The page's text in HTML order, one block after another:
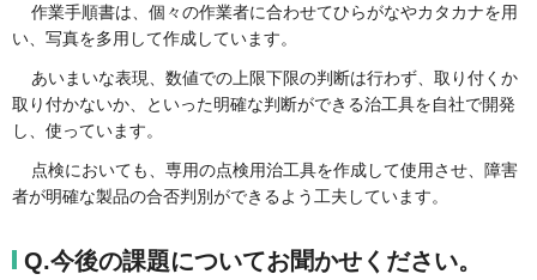
作業手順書は、個々の作業者に合わせてひらがなやカタカナを用
い、写真を多用して作成しています。
あいまいな表現、数値での上限下限の判断は行わず、取り付くか
取り付かないか、といった明確な判断ができる治工具を自社で開発
し、使っています。
点検においても、専用の点検用治工具を作成して使用させ、障害
者が明確な製品の合否判別ができるよう工夫しています。
Q.今後の課題についてお聞かせください。